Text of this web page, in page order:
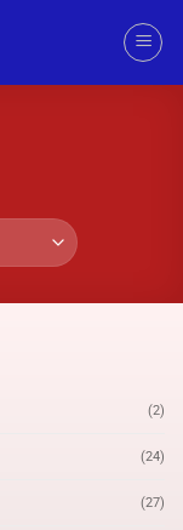
(2)
(24)
(27)